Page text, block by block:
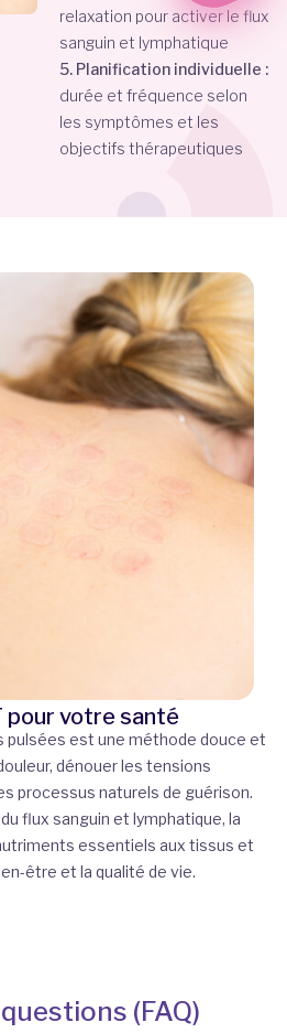
relaxation pour activer le flux
sanguin et lymphatique
5. Planification individuelle :
durée et fréquence selon
les symptômes et les
objectifs thérapeutiques
pour votre santé
pulsées est une méthode douce et
dénouer les tensions
processus naturels de guérison.
flux sanguin et lymphatique, la
essentiels aux tissus et
être et la qualité de vie.
(FAQ)